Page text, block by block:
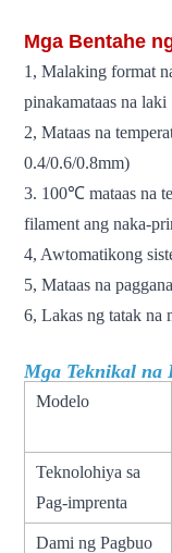
Mga Bentahe
1, Malaking format
pinakamataas na
2, Mataas na
0.4/0.6/0.8mm)
3. 100℃ mataas na
filament ang naka-
4, Awtomatikong
5, Mataas na
6, Lakas ng tatak na
Mga Teknikal na
Modelo
Teknolohiya sa
Pag-imprenta
Dami ng Pagbuo